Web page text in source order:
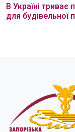
В Україні триває
для будівельної